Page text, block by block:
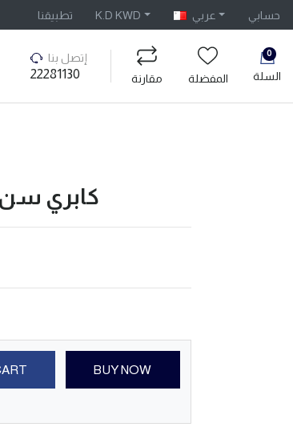
تطبيقنا K.D KWD عربي حسابي
إتصل بنا
22281130 مقارنة المفضلة
0
السلة
كابري سن
BUY NOW